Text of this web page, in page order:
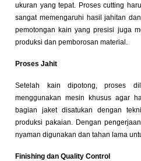
ukuran yang tepat. Proses cutting
sangat memengaruhi hasil jahitan
pemotongan kain yang presisi juga
produksi dan pemborosan material.
Proses Jahit
Setelah kain dipotong, proses
menggunakan mesin khusus agar
bagian jaket disatukan dengan
produksi pakaian. Dengan
nyaman digunakan dan tahan lama
Finishing dan Quality Control